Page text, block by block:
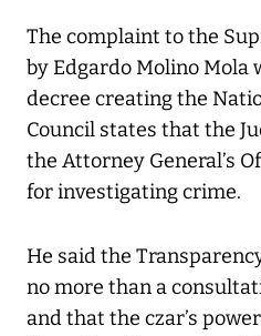
The complaint to the
by Edgardo Molino Mola
decree creating the
Council states that the
the Attorney General’s
for investigating crime.
He said the
no more than a
and that the czar’s